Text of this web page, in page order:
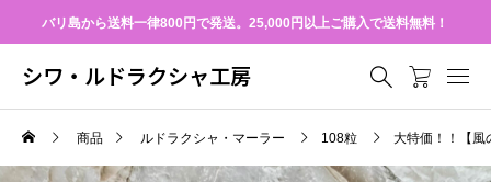
バリ島から送料一律800円で発送。25,000円以上ご購入で送料無料！
シワ・ルドラクシャ工房
商品 ルドラクシャ・マーラー 108粒 大特価！！【